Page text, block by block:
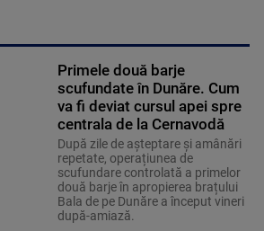
Primele două barje
scufundate în Dunăre. Cum
va fi deviat cursul apei spre
centrala de la Cernavodă
După zile de așteptare și amânări
repetate, operațiunea de
scufundare controlată a primelor
două barje în apropierea brațului
Bala de pe Dunăre a început vineri
după-amiază.